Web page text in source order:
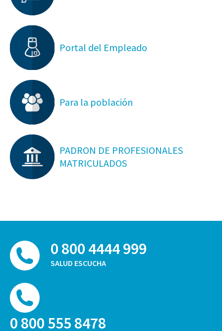
Portal del Empleado
Para la población
PADRON DE PROFESIONALES
MATRICULADOS
0 800 4444 999
SALUD ESCUCHA
0 800 555 8478